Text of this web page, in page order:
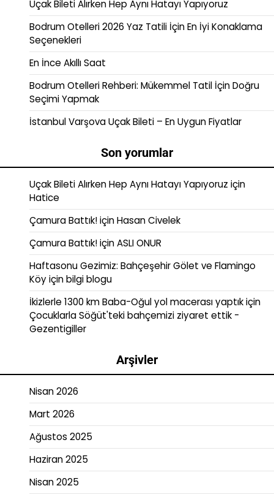
Uçak Bileti Alırken Hep Aynı Hatayı Yapıyoruz
Bodrum Otelleri 2026 Yaz Tatili İçin En İyi Konaklama
Seçenekleri
En İnce Akıllı Saat
Bodrum Otelleri Rehberi: Mükemmel Tatil İçin Doğru
Seçimi Yapmak
İstanbul Varşova Uçak Bileti – En Uygun Fiyatlar
Son yorumlar
Uçak Bileti Alırken Hep Aynı Hatayı Yapıyoruz için
Hatice
Çamura Battık!içinHasan Civelek
Çamura Battık!içinASLI ONUR
Haftasonu Gezimiz: Bahçeşehir Gölet ve Flamingo
Köyiçinbilgi blogu
İkizlerle 1300 km Baba-Oğul yol macerası yaptıkiçin
Çocuklarla Söğüt'teki bahçemizi ziyaret ettik -
Gezentigiller
Arşivler
Nisan 2026
Mart 2026
Ağustos 2025
Haziran 2025
Nisan 2025